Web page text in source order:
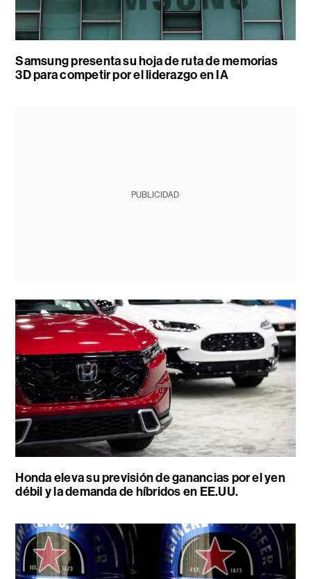
Samsung presenta su hoja de ruta de memorias
3D para competir por el liderazgo en IA
PUBLICIDAD
Honda eleva su previsión de ganancias por el yen
débil y la demanda de híbridos en EE.UU.